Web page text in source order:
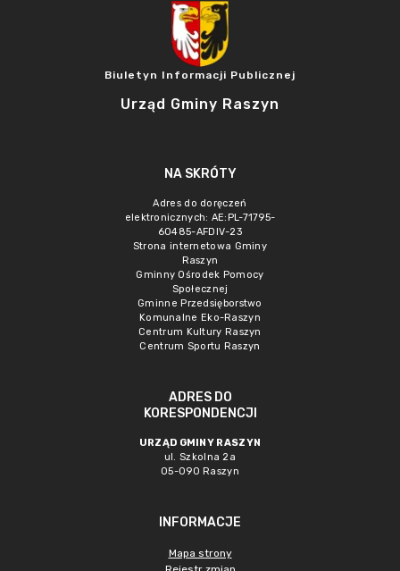
Biuletyn Informacji Publicznej
Urząd Gminy Raszyn
NA SKRÓTY
Adres do doręczeń
elektronicznych: AE:PL-71795-
60485-AFDIV-23
Strona internetowa Gminy
Raszyn
Gminny Ośrodek Pomocy
Społecznej
Gminne Przedsięborstwo
Komunalne Eko-Raszyn
Centrum Kultury Raszyn
Centrum Sportu Raszyn
ADRES DO
KORESPONDENCJI
URZĄD GMINY RASZYN
ul. Szkolna 2a
05-090 Raszyn
INFORMACJE
Mapa strony